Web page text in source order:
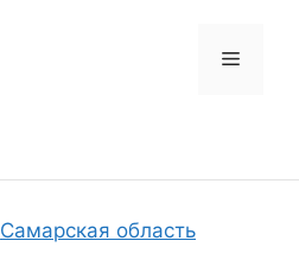
Меню
Самарская область